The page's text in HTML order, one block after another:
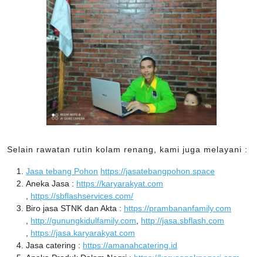
Selain rawatan rutin kolam renang, kami juga melayani :
Jasa tebang Pohon https://jasatebangpohon.space
Aneka Jasa : https://karyarakyat.com
https://sbflashservices.com/
Biro jasa STNK dan Akta : https://prambananfamily.com
http://gunungkidulfamily.com
http://jasa.sbflash.com
https://jasa.karyarakyat.com
Jasa catering : https://amanahcatering.id